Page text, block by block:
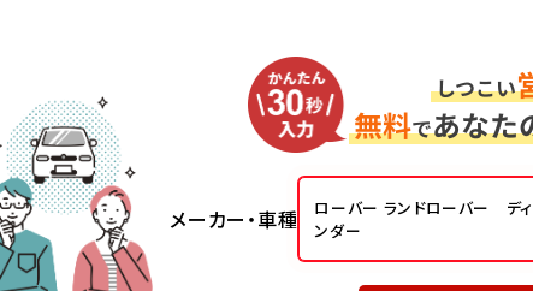
メーカー・車種
ローバー ランドローバー ディ
ンダー